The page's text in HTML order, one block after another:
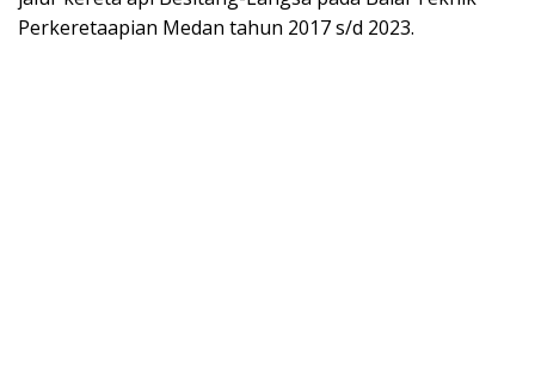
Perkeretaapian Medan tahun 2017 s/d 2023.